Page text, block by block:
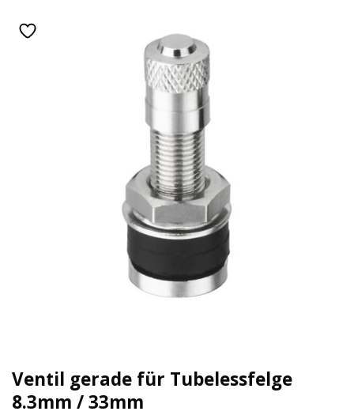
Ventil gerade für Tubelessfelge
8.3mm / 33mm